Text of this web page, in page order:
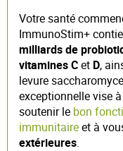
Votre santé
ImmunoStim+
milliards de
vitamines Cet D,
levure
exceptionnelle vise à
soutenir le bon
immunitaireet à
extérieures.